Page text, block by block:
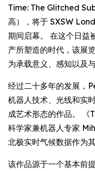
Time: The Glitched
高），将于 SXSW
期间启幕。 在这个日益
产所塑造的时代，该展
为承载意义、感知以及
经过二十多年的发展，
机器人技术、光线和实
成艺术形态的作品。
科学家兼机器人专家
北极实时气候数据作为
该作品源于一个基本前